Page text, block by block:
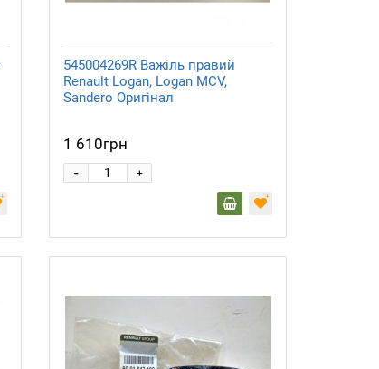
545004269R Важіль правий
Renault Logan, Logan MCV,
Sandero Оригінал
1 610грн
+
-